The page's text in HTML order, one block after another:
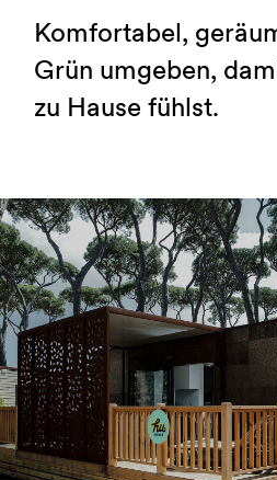
Komfortabel,
Grün umgeben,
zu Hause fühlst.